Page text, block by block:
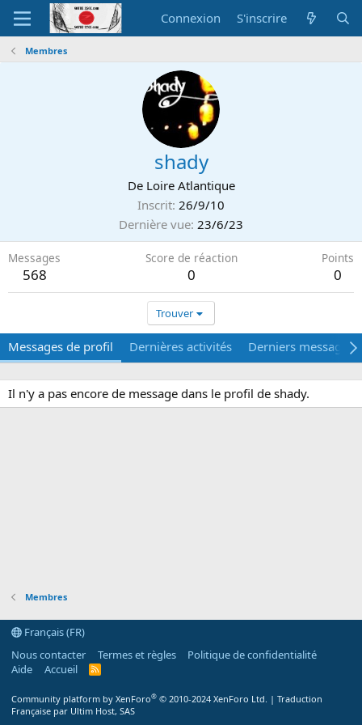
Connexion S'inscrire
Membres
shady
De Loire Atlantique
Inscrit 26/9/10
Dernière vue 23/6/23
Messages
568
Score de réaction
0
Points
0
Trouver
Messages de profil Dernières activités Derniers messages
Il n'y a pas encore de message dans le profil de shady.
Membres
Français (FR)
Nous contacter
Termes et règles
Politique de confidentialité
Aide
Accueil
R
Community platform by XenForo® © 2010-2024 XenForo Ltd. | Traduction
Française par Ultim Host, SAS